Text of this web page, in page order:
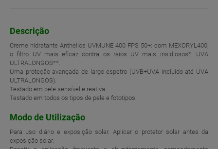
Descrição
Creme hidratante Anthelios UVMUNE 400 FPS 50+: com MEXORYL400,
o filtro UV mais eficaz contra os raios UV mais insidiosos*: UVA
ULTRALONGOS**.
Uma proteção avançada de largo espetro (UVB+UVA incluido até UVA
ULTRALONGOS).
Testado em pele sensível e reativa.
Testado em todos os tipos de pele e fototipos.
Modo de Utilização
Para uso diário e exposição solar. Aplicar o protetor solar antes da
exposição solar.